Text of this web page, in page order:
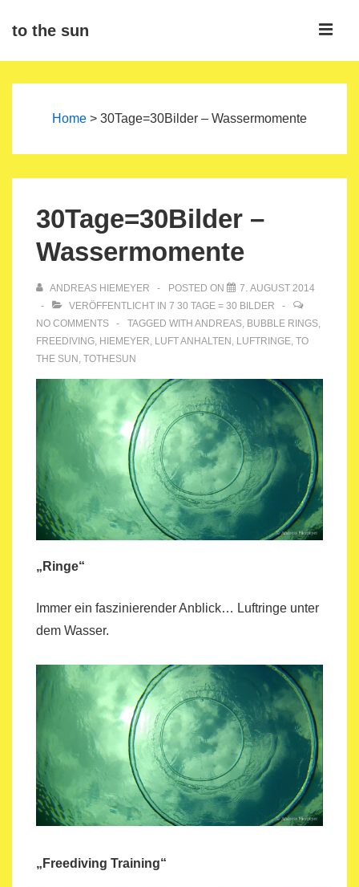
Zumto the sun
Home > 30Tage=30Bilder – Wassermomente
30Tage=30Bilder –
Wassermomente
ANDREAS HIEMEYER POSTED ON
7. AUGUST 2014
VERÖFFENTLICHT IN 7 30 TAGE = 30 BILDER
NO COMMENTS
TAGGED WITH ANDREAS, BUBBLE RINGS,
FREEDIVING, HIEMEYER, LUFT ANHALTEN , LUFTRINGE, TO
THE SUN , TOTHESUN
„Ringe“
Immer ein faszinierender Anblick… Luftringe unter
dem Wasser.
„Freediving Training“